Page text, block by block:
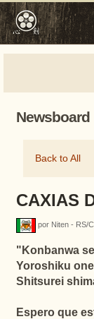
Newsboard
Back to All
CAXIAS
por Niten - RS/
"Konbanwa
Yoroshiku
Shitsurei
Espero que